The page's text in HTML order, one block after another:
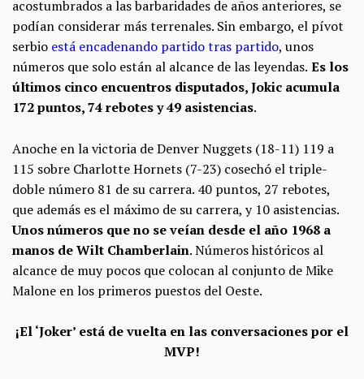
acostumbrados a las barbaridades de años anteriores, se
podían considerar más terrenales. Sin embargo, el pívot
serbio está encadenando partido tras partido, unos
números que solo están al alcance de las leyendas. Es los
últimos cinco encuentros disputados, Jokic acumula
172 puntos, 74 rebotes y 49 asistencias.
Anoche en la victoria de Denver Nuggets (18-11) 119 a
115 sobre Charlotte Hornets (7-23) cosechó el triple-
doble número 81 de su carrera. 40 puntos, 27 rebotes,
que además es el máximo de su carrera, y 10 asistencias.
Unos números que no se veían desde el año 1968 a
manos de Wilt Chamberlain. Números históricos al
alcance de muy pocos que colocan al conjunto de Mike
Malone en los primeros puestos del Oeste.
¡El ‘Joker’ está de vuelta en las conversaciones por el
MVP!